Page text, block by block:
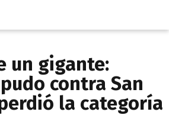
un gigante:
contra San
la categoría